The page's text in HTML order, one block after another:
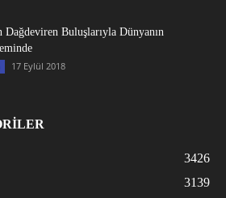
Dağdeviren Buluşlarıyla Dünyanın
17 Eylül 2018
3426
3139